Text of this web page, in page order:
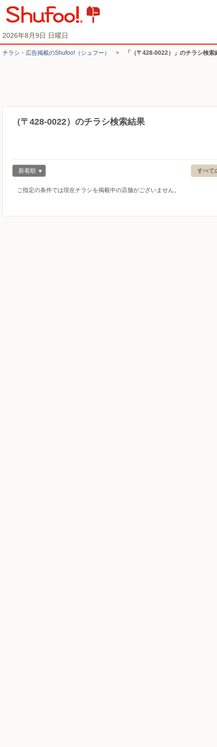
2026年8月9日 日曜日
チラシ・​広告掲載の​Shufoo!​（シュフー） > 「（〒428-0022）」のチラシ検索
（〒428-0022）のチラシ検索結果
すべて
新着順
ご指定の条件では現在チラシを掲載中の店舗がございません。